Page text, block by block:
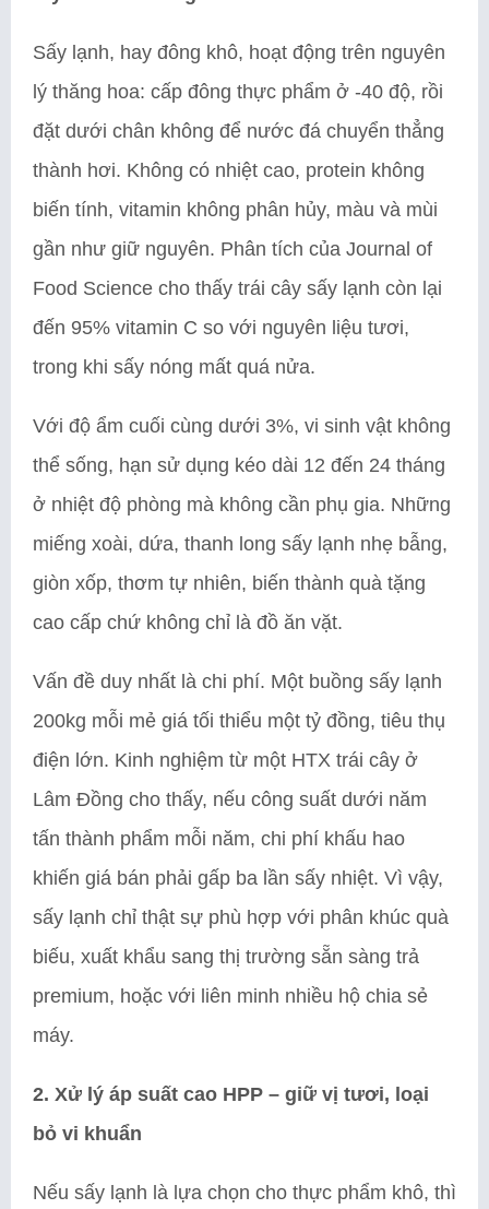
Sấy lạnh, hay đông khô, hoạt động trên nguyên
lý thăng hoa: cấp đông thực phẩm ở -40 độ, rồi
đặt dưới chân không để nước đá chuyển thẳng
thành hơi. Không có nhiệt cao, protein không
biến tính, vitamin không phân hủy, màu và mùi
gần như giữ nguyên. Phân tích của Journal of
Food Science cho thấy trái cây sấy lạnh còn lại
đến 95% vitamin C so với nguyên liệu tươi,
trong khi sấy nóng mất quá nửa.
Với độ ẩm cuối cùng dưới 3%, vi sinh vật không
thể sống, hạn sử dụng kéo dài 12 đến 24 tháng
ở nhiệt độ phòng mà không cần phụ gia. Những
miếng xoài, dứa, thanh long sấy lạnh nhẹ bẫng,
giòn xốp, thơm tự nhiên, biến thành quà tặng
cao cấp chứ không chỉ là đồ ăn vặt.
Vấn đề duy nhất là chi phí. Một buồng sấy lạnh
200kg mỗi mẻ giá tối thiểu một tỷ đồng, tiêu thụ
điện lớn. Kinh nghiệm từ một HTX trái cây ở
Lâm Đồng cho thấy, nếu công suất dưới năm
tấn thành phẩm mỗi năm, chi phí khấu hao
khiến giá bán phải gấp ba lần sấy nhiệt. Vì vậy,
sấy lạnh chỉ thật sự phù hợp với phân khúc quà
biếu, xuất khẩu sang thị trường sẵn sàng trả
premium, hoặc với liên minh nhiều hộ chia sẻ
máy.
2. Xử lý áp suất cao HPP – giữ vị tươi, loại
bỏ vi khuẩn
Nếu sấy lạnh là lựa chọn cho thực phẩm khô, thì